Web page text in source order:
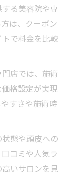
る美容院や専
は、クーポン
で料金を比較
店では、施術
格設定が実現
すさや施術時
態や頭皮への
コミや人気ラ
いサロンを見